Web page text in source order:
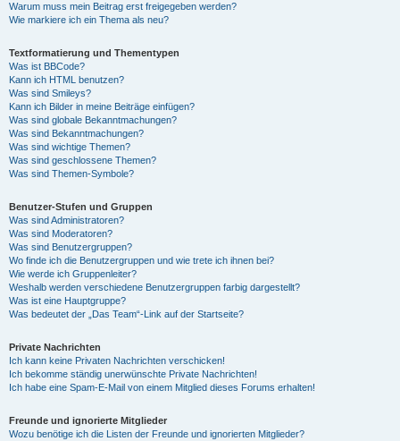
Warum muss mein Beitrag erst freigegeben werden?
Wie markiere ich ein Thema als neu?
Textformatierung und Thementypen
Was ist BBCode?
Kann ich HTML benutzen?
Was sind Smileys?
Kann ich Bilder in meine Beiträge einfügen?
Was sind globale Bekanntmachungen?
Was sind Bekanntmachungen?
Was sind wichtige Themen?
Was sind geschlossene Themen?
Was sind Themen-Symbole?
Benutzer-Stufen und Gruppen
Was sind Administratoren?
Was sind Moderatoren?
Was sind Benutzergruppen?
Wo finde ich die Benutzergruppen und wie trete ich ihnen bei?
Wie werde ich Gruppenleiter?
Weshalb werden verschiedene Benutzergruppen farbig dargestellt?
Was ist eine Hauptgruppe?
Was bedeutet der „Das Team“-Link auf der Startseite?
Private Nachrichten
Ich kann keine Privaten Nachrichten verschicken!
Ich bekomme ständig unerwünschte Private Nachrichten!
Ich habe eine Spam-E-Mail von einem Mitglied dieses Forums erhalten!
Freunde und ignorierte Mitglieder
Wozu benötige ich die Listen der Freunde und ignorierten Mitglieder?